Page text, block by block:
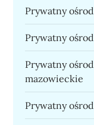
Prywatny
Prywatny
Prywatny
mazowieckie
Prywatny